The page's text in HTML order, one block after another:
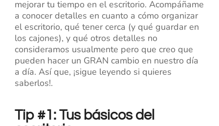
mejorar tu tiempo en el escritorio. Acompáñame
a conocer detalles en cuanto a cómo organizar
el escritorio, qué tener cerca (y qué guardar en
los cajones), y qué otros detalles no
consideramos usualmente pero que creo que
pueden hacer un GRAN cambio en nuestro día
a día. Así que, ¡sigue leyendo si quieres
saberlos!.
Tip #1: Tus básicos del